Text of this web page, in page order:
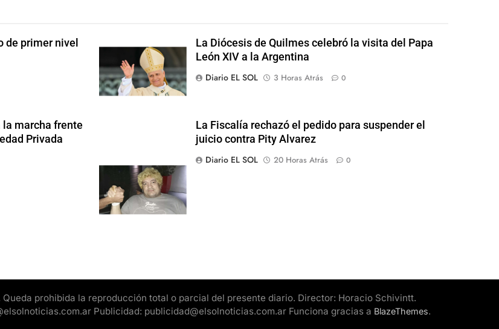
de primer nivel
La Diócesis de Quilmes celebró la visita del Papa
León XIV a la Argentina
Diario EL SOL
3 Horas Atrás 0
la marcha frente
Privada
La Fiscalía rechazó el pedido para suspender el
juicio contra Pity Alvarez
Diario EL SOL
20 Horas Atrás 0
prohibida la reproducción total o parcial del presente diario. Director: Horacio Schivintt.
Publicidad: publicidad@elsolnoticias.com.ar Funciona gracias a BlazeThemes.